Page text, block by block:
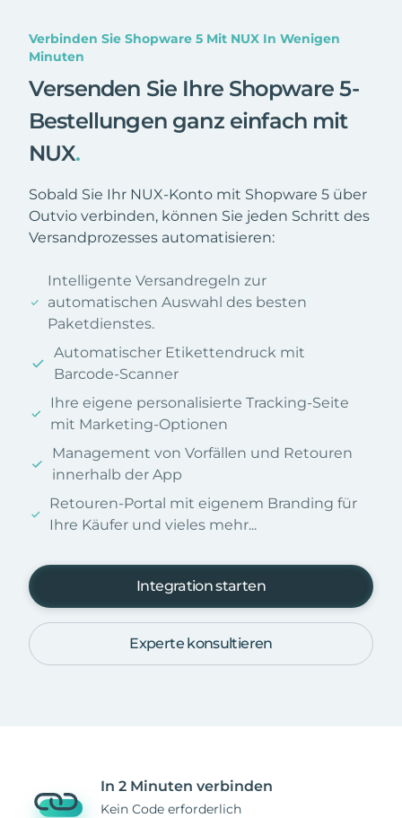
Verbinden Sie Shopware 5 Mit NUX In Wenigen
Minuten
Versenden Sie Ihre Shopware 5-
Bestellungen ganz einfach mit
NUX.
Sobald Sie Ihr NUX-Konto mit Shopware 5 über
Outvio verbinden, können Sie jeden Schritt des
Versandprozesses automatisieren:
Intelligente Versandregeln zur
automatischen Auswahl des besten
Paketdienstes.
Automatischer Etikettendruck mit
Barcode-Scanner
Ihre eigene personalisierte Tracking-Seite
mit Marketing-Optionen
Management von Vorfällen und Retouren
innerhalb der App
Retouren-Portal mit eigenem Branding für
Ihre Käufer und vieles mehr...
Integration starten
Experte konsultieren
In 2 Minuten verbinden
Kein Code erforderlich